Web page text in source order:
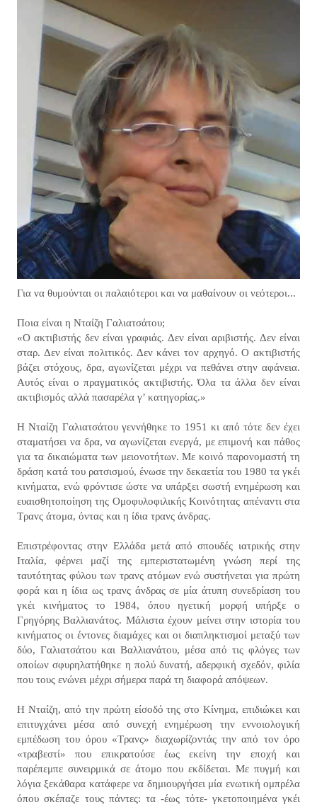
Για να θυμούνται οι παλαιότεροι και να μαθαίνουν οι νεότεροι...
Ποια είναι η Νταίζη Γαλιατσάτου;
«Ο ακτιβιστής δεν είναι γραφιάς. Δεν είναι αριβιστής. Δεν είναι
σταρ. Δεν είναι πολιτικός. Δεν κάνει τον αρχηγό. Ο ακτιβιστής
βάζει στόχους, δρα, αγωνίζεται μέχρι να πεθάνει στην αφάνεια.
Αυτός είναι ο πραγματικός ακτιβιστής. Όλα τα άλλα δεν είναι
ακτιβισμός αλλά πασαρέλα γ’ κατηγορίας.»
Η Νταίζη Γαλιατσάτου γεννήθηκε το 1951 κι από τότε δεν έχει
σταματήσει να δρα, να αγωνίζεται ενεργά, με επιμονή και πάθος
για τα δικαιώματα των μειονοτήτων. Με κοινό παρονομαστή τη
δράση κατά του ρατσισμού, ένωσε την δεκαετία του 1980 τα γκέι
κινήματα, ενώ φρόντισε ώστε να υπάρξει σωστή ενημέρωση και
ευαισθητοποίηση της Ομοφυλοφιλικής Κοινότητας απέναντι στα
Τρανς άτομα, όντας και η ίδια τρανς άνδρας.
Επιστρέφοντας στην Ελλάδα μετά από σπουδές ιατρικής στην
Ιταλία, φέρνει μαζί της εμπεριστατωμένη γνώση περί της
ταυτότητας φύλου των τρανς ατόμων ενώ συστήνεται για πρώτη
φορά και η ίδια ως τρανς άνδρας σε μία άτυπη συνεδρίαση του
γκέι κινήματος το 1984, όπου ηγετική μορφή υπήρξε ο
Γρηγόρης Βαλλιανάτος. Μάλιστα έχουν μείνει στην ιστορία του
κινήματος οι έντονες διαμάχες και οι διαπληκτισμοί μεταξύ των
δύο, Γαλιατσάτου και Βαλλιανάτου, μέσα από τις φλόγες των
οποίων σφυρηλατήθηκε η πολύ δυνατή, αδερφική σχεδόν, φιλία
που τους ενώνει μέχρι σήμερα παρά τη διαφορά απόψεων.
Η Νταίζη, από την πρώτη είσοδό της στο Κίνημα, επιδιώκει και
επιτυγχάνει μέσα από συνεχή ενημέρωση την εννοιολογική
εμπέδωση του όρου «Τρανς» διαχωρίζοντάς την από τον όρο
«τραβεστί» που επικρατούσε έως εκείνη την εποχή και
παρέπεμπε συνειρμικά σε άτομο που εκδίδεται. Με πυγμή και
λόγια ξεκάθαρα κατάφερε να δημιουργήσει μία ενωτική ομπρέλα
όπου σκέπαζε τους πάντες: τα -έως τότε- γκετοποιημένα γκέι